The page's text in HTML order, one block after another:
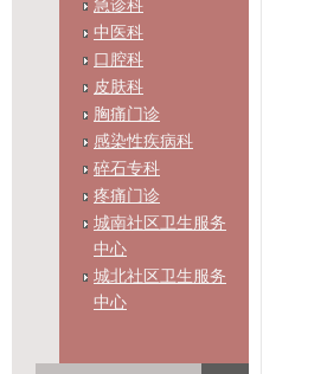
急诊科
中医科
口腔科
皮肤科
胸痛门诊
感染性疾病科
碎石专科
疼痛门诊
城南社区卫生服务
中心
城北社区卫生服务
中心